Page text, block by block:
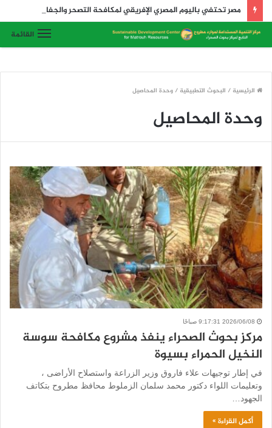
القائمة
الرئيسية / البحوث التطبيقية /وحدة المحاصيل
وحدة المحاصيل
2026/06/08 9:17:31 صباحًا
مركز بحوث الصحراء ينفذ مشروع مكافحة سوسة
النخيل الحمراء بسيوة
في إطار توجيهات علاء فاروق وزير الزراعة واستصلاح الأراضى ،
وتعليمات اللواء دكتور محمد سلمان الزملوط محافظ مطروح بتكاتف
الجهود…
أكمل القراءة »